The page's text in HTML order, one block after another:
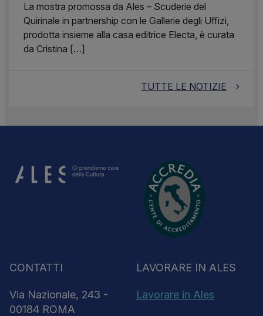
La mostra promossa da Ales – Scuderie del
Quirinale in partnership con le Gallerie degli Uffizi,
prodotta insieme alla casa editrice Electa, è curata
da Cristina […]
TUTTE LE NOTIZIE
CONTATTI
Via Nazionale, 243 -
00184 ROMA
LAVORARE IN ALES
Lavorare in Ales